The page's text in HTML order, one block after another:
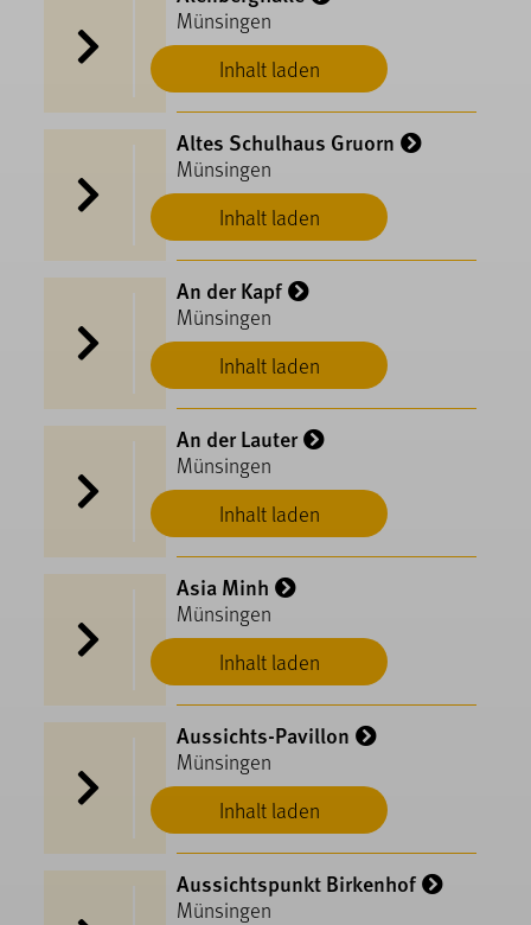
Inhalt laden
Münsingen
Inhalt laden
Altes Schulhaus Gruorn
Münsingen
Inhalt laden
An der Kapf
Münsingen
Inhalt laden
An der Lauter
Münsingen
Inhalt laden
Asia Minh
Münsingen
Inhalt laden
Aussichts-Pavillon
Münsingen
Aussichtspunkt Birkenhof
Münsingen